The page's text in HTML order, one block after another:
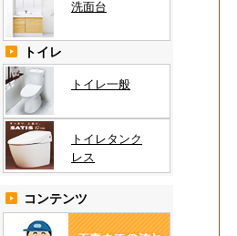
洗面台
トイレ
トイレ一般
トイレタンク
レス
コンテンツ